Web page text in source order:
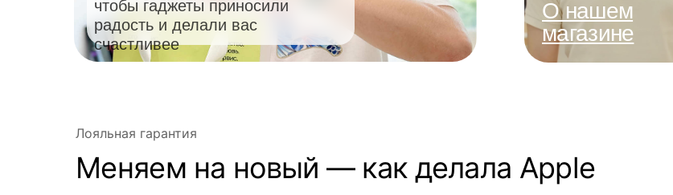
О нашем
магазине
чтобы гаджеты приносили
радость и делали вас
счастливее
Лояльная гарантия
Меняем на новый — как делала Apple